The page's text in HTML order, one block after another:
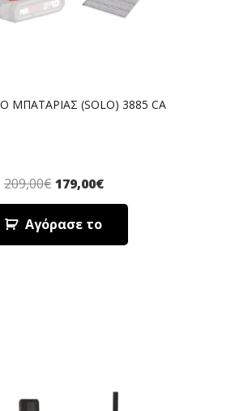
ΜΠΑΤΑΡΙΑΣ (SOLO) 3885 CA
209,00€ 179,00€
Αγόρασε το